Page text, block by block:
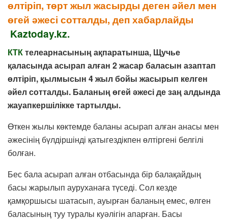
өлтіріп, төрт жыл жасырды деген әйел мен
өгей әжесі сотталды, деп хабарлайды
Kaztoday.kz.
КТКтелеарнасының ақпаратынша, Щучье
қаласында асырап алған 2 жасар баласын азаптап
өлтіріп, қылмысын 4 жыл бойы жасырып келген
әйел сотталды. Баланың өгей әжесі де заң алдында
жауапкершілікке тартылды.
Өткен жылы көктемде баланы асырап алған анасы мен
әжесінің бүлдіршінді қатыгездікпен өлтіргені белгілі
болған.
Бес бала асырап алған отбасында бір балақайдың
басы жарылып ауруханаға түседі. Сол кезде
қамқоршысы шатасып, ауырған баланың емес, өлген
баласының туу туралы куәлігін апарған. Басы